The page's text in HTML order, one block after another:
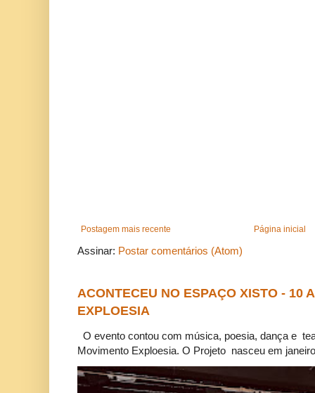
Postagem mais recente Página inicial
Assinar: Postar comentários (Atom)
ACONTECEU NO ESPAÇO XISTO - 10
EXPLOESIA
O evento contou com música, poesia, dança e
Movimento Exploesia. O Projeto nasceu em